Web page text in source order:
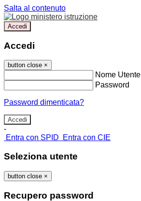
Salta al contenuto
Accedi
Accedi
button close ×
Nome Utente
Password
Password dimenticata?
-
Entra con SPID
Entra con CIE
Seleziona utente
button close ×
Recupero password